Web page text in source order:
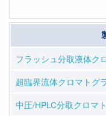
フラッシュ分取液体ク
超臨界流体クロマトグ
中圧/HPLC分取クロマ